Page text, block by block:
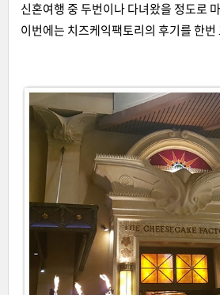
신혼여행 중 두번이나 다녀왔을 정도로
이번에는 치즈케익팩토리의 후기를 한